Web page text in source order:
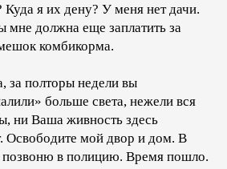
Куда я их дену? У меня нет дачи.
должна еще заплатить за
комбикорма.
за полторы недели вы
больше света, нежели вся
ни Ваша живность здесь
Освободите мой двор и дом. В
позвоню в полицию. Время пошло.